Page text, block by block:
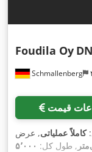
Schmallenberg
Foudila Oy
قیمت
کاملاً عملیاتی, عرض
, طول کل: ۵٬۰۰۰